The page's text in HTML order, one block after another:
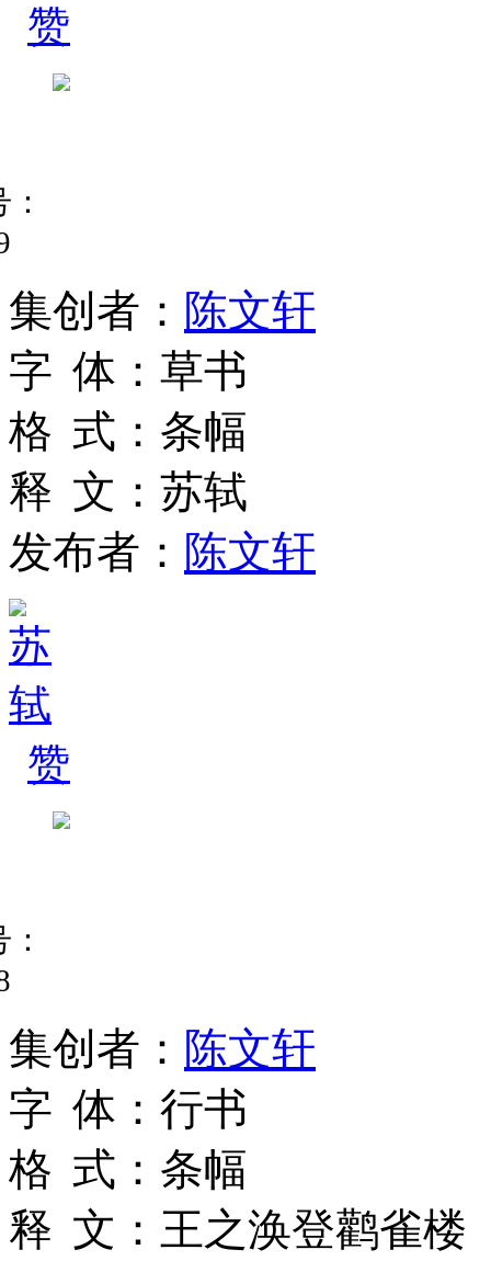
赞
集创者 ： 陈文轩
字 体 ： 草书
格 式 ： 条幅
释 文 ： 苏轼
发布者： 陈文轩
赞
集创者 ： 陈文轩
字 体 ： 行书
格 式 ： 条幅
释 文 ： 王之涣登鹳雀楼